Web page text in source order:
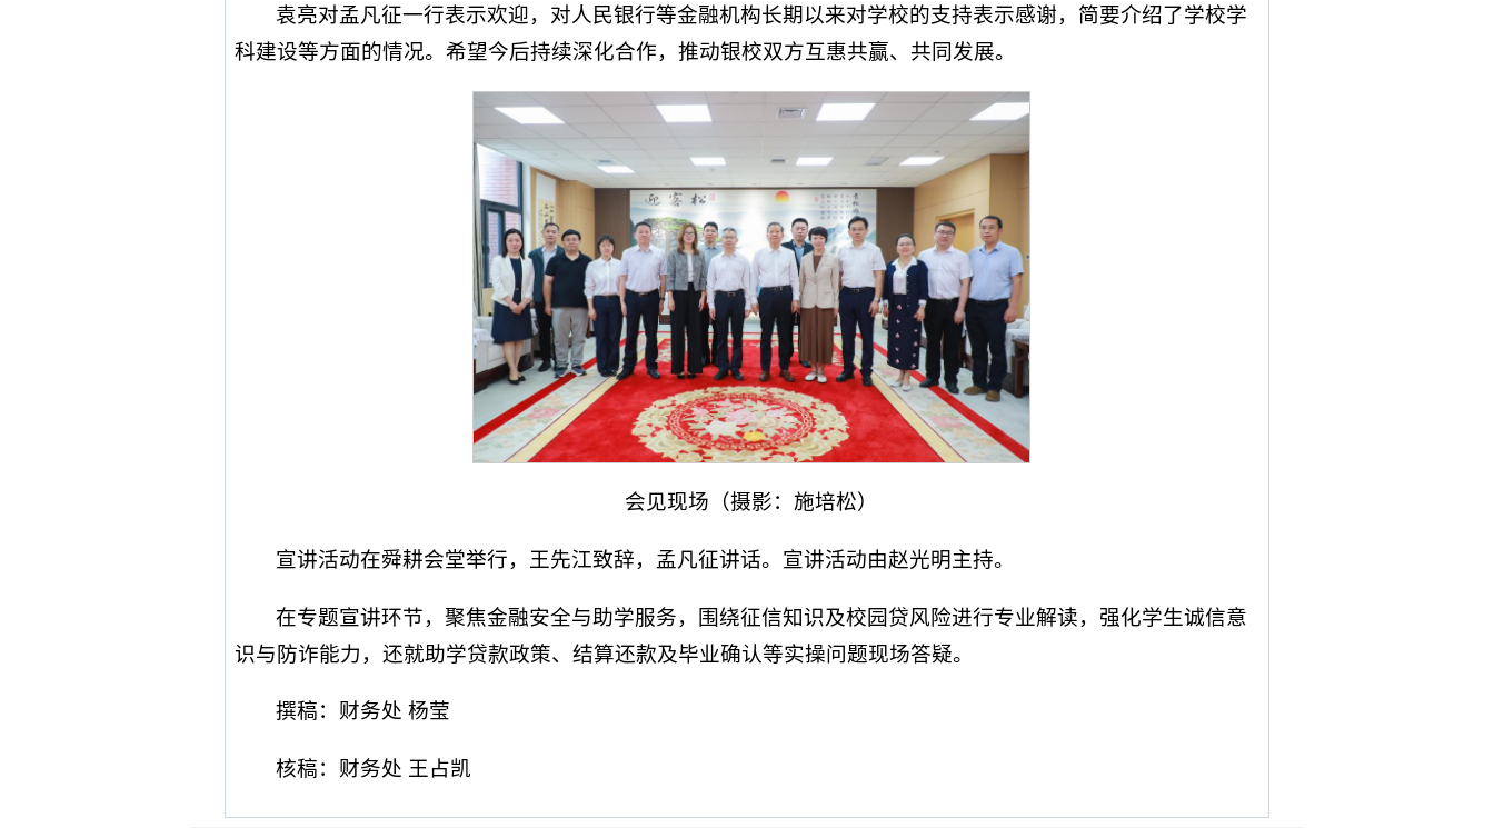
袁亮对孟凡征一行表示欢迎，对人民银行等金融机构长期以来对学校的支持表示感谢，简要介绍了学校学
科建设等方面的情况。希望今后持续深化合作，推动银校双方互惠共赢、共同发展。
会见现场（摄影：施培松）
宣讲活动在舜耕会堂举行，王先江致辞，孟凡征讲话。宣讲活动由赵光明主持。
在专题宣讲环节，聚焦金融安全与助学服务，围绕征信知识及校园贷风险进行专业解读，强化学生诚信意
识与防诈能力，还就助学贷款政策、结算还款及毕业确认等实操问题现场答疑。
撰稿：财务处 杨莹
核稿：财务处 王占凯